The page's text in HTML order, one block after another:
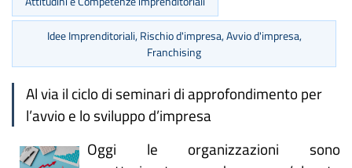
Idee Imprenditoriali, Rischio d'impresa, Avvio d'impresa,
Franchising
Al via il ciclo di seminari di approfondimento per
l’avvio e lo sviluppo d’impresa
Oggi le organizzazioni sono